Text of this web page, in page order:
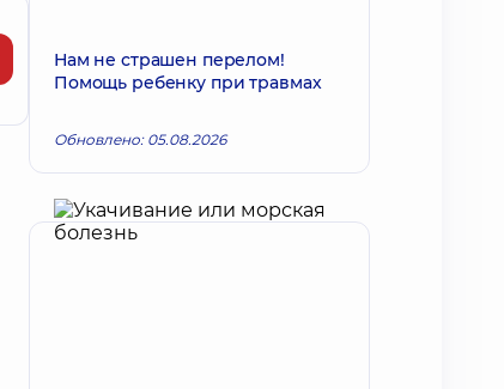
Нам не страшен перелом!
Помощь ребенку при травмах
Обновлено: 05.08.2026